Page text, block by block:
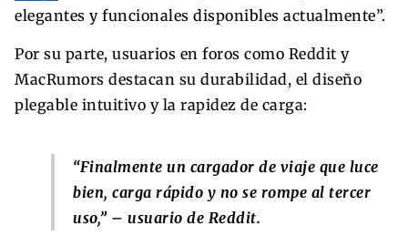
elegantes y funcionales disponibles actualmente”.
Por su parte, usuarios en foros como Reddit y
MacRumors destacan su durabilidad, el diseño
plegable intuitivo y la rapidez de carga:
“Finalmente un cargador de viaje que luce
bien, carga rápido y no se rompe al tercer
uso,” – usuario de Reddit.